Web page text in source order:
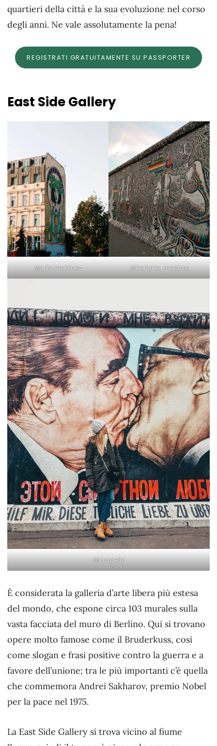
quartieri della città e la sua evoluzione nel corso
degli anni. Ne vale assolutamente la pena!
REGISTRATI GRATUITAMENTE SU PASSPORTER
East Side Gallery
@julia.martinez @karlune_inactive
@ladyjelly
È considerata la galleria d’arte libera più estesa
del mondo, che espone circa 103 murales sulla
vasta facciata del muro di Berlino. Qui si trovano
opere molto famose come il Bruderkuss, così
come slogan e frasi positive contro la guerra e a
favore dell’unione; tra le più importanti c’è quella
che commemora Andrei Sakharov, premio Nobel
per la pace nel 1975.
La East Side Gallery si trova vicino al fiume